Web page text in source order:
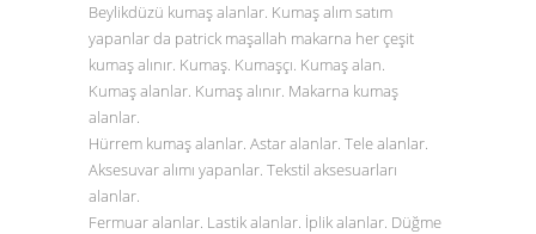
Beylikdüzü kumaş alanlar. Kumaş alım satım
yapanlar da patrick maşallah makarna her çeşit
kumaş alınır. Kumaş. Kumaşçı. Kumaş alan.
Kumaş alanlar. Kumaş alınır. Makarna kumaş
alanlar.
Hürrem kumaş alanlar. Astar alanlar. Tele alanlar.
Aksesuvar alımı yapanlar. Tekstil aksesuarları
alanlar.
Fermuar alanlar. Lastik alanlar. İplik alanlar. Düğme